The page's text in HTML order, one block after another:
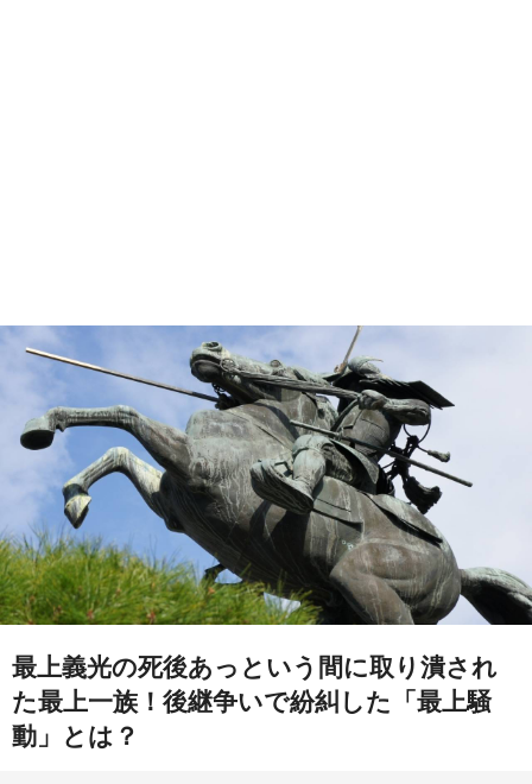
最上義光の死後あっという間に取り潰され
た最上一族！後継争いで紛糾した「最上騒
動」とは？